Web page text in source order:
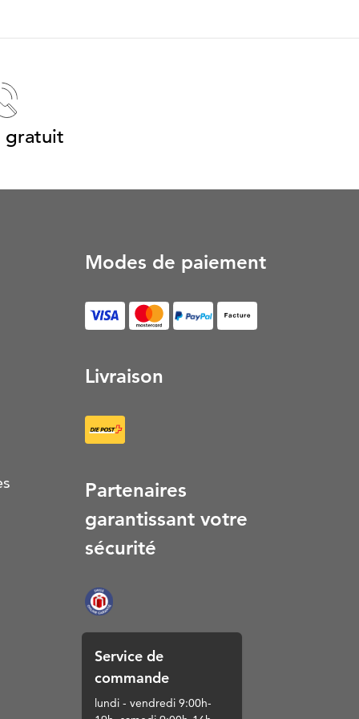
gratuit
Modes de paiement
Facture (S’ouvre dans
Livraison
Partenaires
garantissant votre
sécurité
Service de
commande
lundi - vendredi 9:00h-